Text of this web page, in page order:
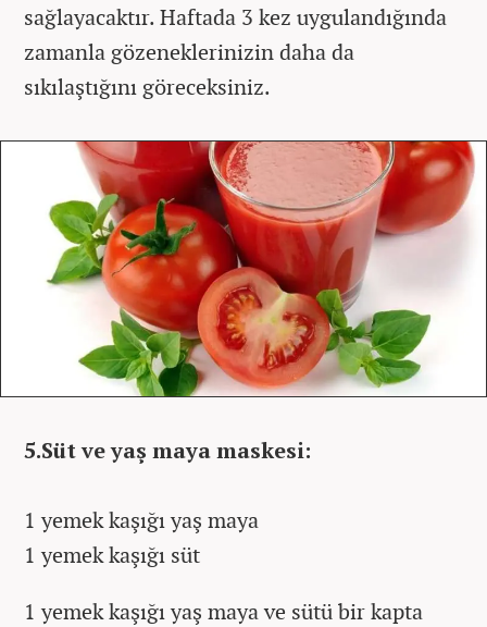
sağlayacaktır. Haftada 3 kez uygulandığında
zamanla gözeneklerinizin daha da
sıkılaştığını göreceksiniz.
5.Süt ve yaş maya maskesi:
1 yemek kaşığı yaş maya
1 yemek kaşığı süt
1 yemek kaşığı yaş maya ve sütü bir kapta